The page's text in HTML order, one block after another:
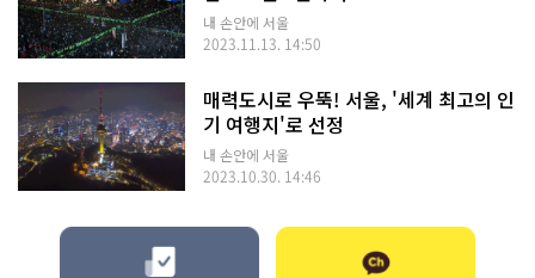
내 손안에 서울
2023.11.13. 14:50
매력도시로 우뚝! 서울, '세계 최고의 인
기 여행지'로 선정
내 손안에 서울
2023.10.30. 14:46